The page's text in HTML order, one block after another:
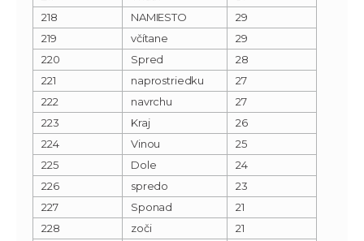
218
NAMIESTO
29
219
včítane
29
220
Spred
28
221
naprostriedku
27
222
navrchu
27
223
Kraj
26
224
Vinou
25
225
Dole
24
226
spredo
23
227
Sponad
21
228
zoči 21